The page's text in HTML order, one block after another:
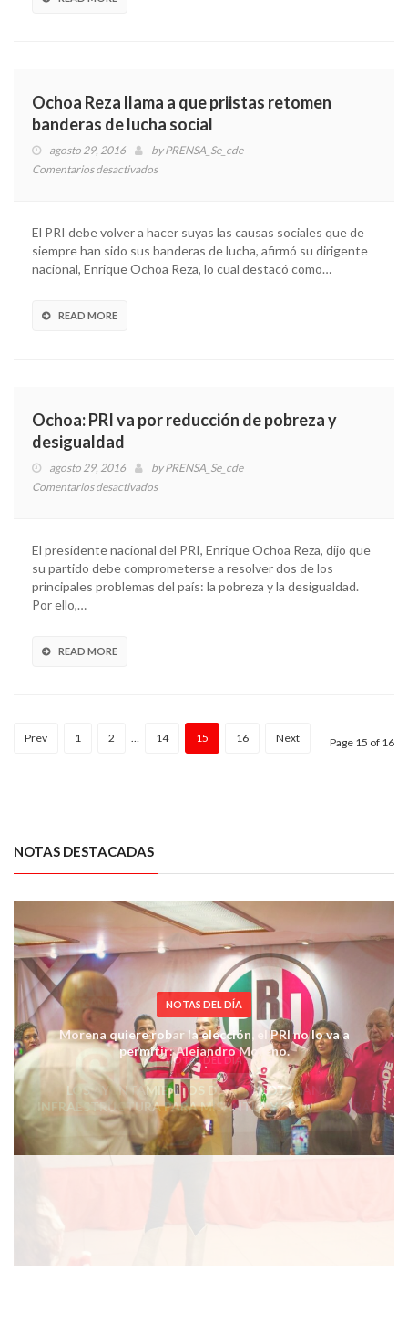
Ochoa Reza llama a que priistas retomen
banderas de lucha social
agosto 29, 2016 byPRENSA_Se_cde
Comentarios desactivadosen
El PRI debe volver a hacer suyas las causas sociales que de
siempre han sido sus banderas de lucha, afirmó su dirigente
nacional, Enrique Ochoa Reza, lo cual destacó como…
READ MORE
Ochoa: PRI va por reducción de pobreza y
desigualdad
agosto 29, 2016 byPRENSA_Se_cde
Comentarios desactivadosen
El presidente nacional del PRI, Enrique Ochoa Reza, dijo que
su partido debe comprometerse a resolver dos de los
principales problemas del país: la pobreza y la desigualdad.
Por ello,…
READ MORE
Prev 1 2 14 15 16 Next Page 15 of 16
NOTAS DESTACADAS
NOTAS DEL DÍA
LOS AYUNTAMIENTOS DEL PRI DOTARÁN DE
INFRAESTRUCTURA PARA MISANTLA Y SE IMPULSARÁ
UNA REVOLUCIÓN CITRÍCOLA EN MARTÍNEZ DE LA
TORRE